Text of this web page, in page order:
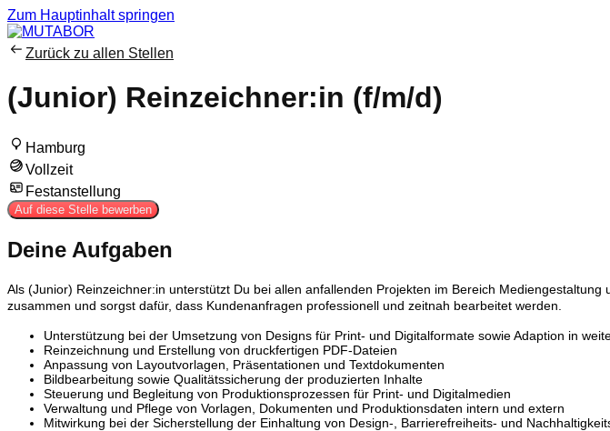
Zum Hauptinhalt springen
Zurück zu allen Stellen
(Junior) Reinzeichner:in (f/m/d)
Hamburg
Vollzeit
Festanstellung
Auf diese Stelle bewerben
Deine Aufgaben
Als (Junior) Reinzeichner:in unterstützt Du bei allen anfallenden Projekten im Bereich
zusammen und sorgst dafür, dass Kundenanfragen professionell und zeitnah bearbeitet werden.
Unterstützung bei der Umsetzung von Designs für Print- und Digitalformate sowie Adaption in
Reinzeichnung und Erstellung von druckfertigen PDF-Dateien
Anpassung von Layoutvorlagen, Präsentationen und Textdokumenten
Bildbearbeitung sowie Qualitätssicherung der produzierten Inhalte
Steuerung und Begleitung von Produktionsprozessen für Print- und Digitalmedien
Verwaltung und Pflege von Vorlagen, Dokumenten und Produktionsdaten intern und extern
Mitwirkung bei der Sicherstellung der Einhaltung von Design-, Barrierefreiheits- und